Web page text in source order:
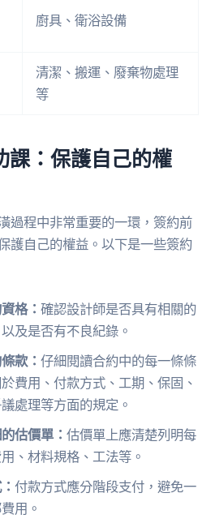
廚具、衛浴設備
清潔、搬運、廢棄物處理
等
課：保護自己的權
過程中非常重要的一環，簽約前
護自己的權益。以下是一些簽約
格：確認設計師是否具有相關的
及是否有不良紀錄。
款：仔細閱讀合約中的每一條條
費用、付款方式、工期、保固、
處理等方面的規定。
估價單：估價單上應清楚列明每
、材料規格、工法等。
付款方式應分階段支付，避免一
用。